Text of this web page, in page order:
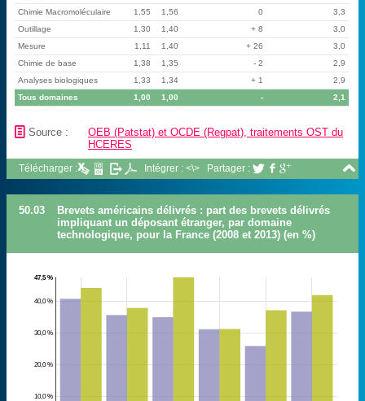
Chimie Macromoléculaire 1,55 1,56 0
3,3
Outillage
1,30 1,40 + 8
3,0
Mesure
1,11 1,40 + 26
3,0
Chimie de base
1,38 1,35 - 2
2,9
Analyses biologiques
1,33 1,34 + 1
2,9
Tous domaines
1,00 1,00 - 2,1
📄 Source :
OEB (Patstat) et OCDE (Regpat), traitements OST du
HCERES

Télécharger : Intégrer : <\> Partager :   
50.03
Brevets américains délivrés : part des brevets délivrés
impliquant un déposant étranger, par domaine
technologique, pour la France (2008 et 2013) (en %)
10,0 %
20,0 %
30,0 %
40,0 %
47,5 %